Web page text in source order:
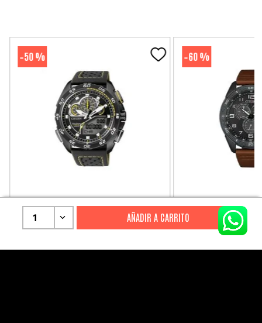
-50 %
CITIZEN
Reloj Citizen Para Hombre
S/2199.00
-60 %
CITIZEN
Reloj Hombre
AT2447-01E
S/1279.00
1